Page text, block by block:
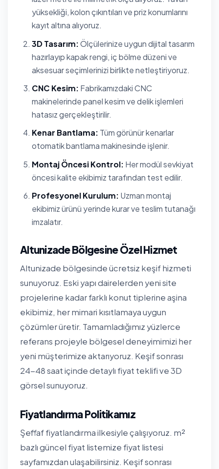
yüksekliği, kolon çıkıntıları ve priz konumlarını
kayıt altına alıyoruz.
3D Tasarım:Ölçülerinize uygun dijital tasarım
hazırlayıp kapak rengi, iç bölme düzeni ve
aksesuar seçimlerinizi birlikte netleştiriyoruz.
CNC Kesim: Fabrikamızdaki CNC
makinelerinde panel kesim ve delik işlemleri
hatasız gerçekleştirilir.
Kenar Bantlama: Tüm görünür kenarlar
otomatik bantlama makinesinde işlenir.
Montaj Öncesi Kontrol: Her modül sevkiyat
öncesi kalite ekibimiz tarafından test edilir.
Profesyonel Kurulum: Uzman montaj
ekibimiz ürünü yerinde kurar ve teslim tutanağı
imzalatır.
Altunizade Bölgesine Özel Hizmet
Altunizade bölgesinde ücretsiz keşif hizmeti
sunuyoruz. Eski yapı dairelerden yeni site
projelerine kadar farklı konut tiplerine aşina
ekibimiz, her mimari kısıtlamaya uygun
çözümler üretir. Tamamladığımız yüzlerce
referans projeyle bölgesel deneyimimizi her
yeni müşterimize aktarıyoruz. Keşif sonrası
24-48 saat içinde detaylı fiyat teklifi ve 3D
görsel sunuyoruz.
Fiyatlandırma Politikamız
Şeffaf fiyatlandırma ilkesiyle çalışıyoruz. m²
bazlı güncel fiyat listemize fiyat listesi
sayfamızdanulaşabilirsiniz. Keşif sonrası